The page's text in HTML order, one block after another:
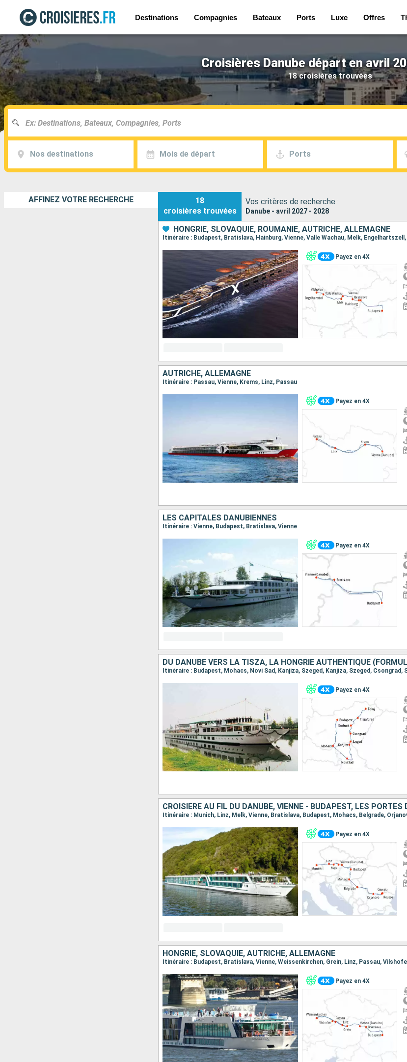
Destinations Compagnies Bateaux Ports Luxe Offres
Croisières Danube départ en avril
18 croisières trouvées
Nos destinations Mois de départ Ports
AFFINEZ VOTRE RECHERCHE
18
croisières trouvées
Vos critères de recherche :
Danube - avril 2027 - 2028
HONGRIE, SLOVAQUIE, ROUMANIE, AUTRICHE, ALLEMAGNE
Itinéraire : Budapest, Bratislava, Hainburg, Vienne, Valle Wachau, Melk,
Payez en 4X
AUTRICHE, ALLEMAGNE
Itinéraire : Passau, Vienne, Krems, Linz, Passau
Payez en 4X
LES CAPITALES DANUBIENNES
Itinéraire : Vienne, Budapest, Bratislava, Vienne
Payez en 4X
DU DANUBE VERS LA TISZA, LA HONGRIE AUTHENTIQUE
Payez en 4X
CROISIÈRE AU FIL DU DANUBE, VIENNE - BUDAPEST, LES PORTES
Itinéraire : Munich, Linz, Melk, Vienne, Bratislava, Budapest, Mohacs, Belgrade,
Payez en 4X
HONGRIE, SLOVAQUIE, AUTRICHE, ALLEMAGNE
Itinéraire : Budapest, Bratislava, Vienne, Weissenkirchen, Grein, Linz, Passau,
Payez en 4X